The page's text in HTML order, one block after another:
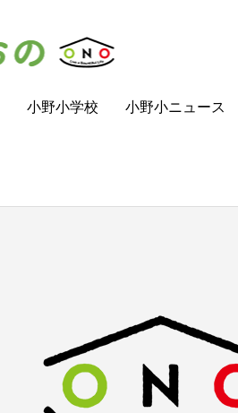
小野小学校 小野小ニュース